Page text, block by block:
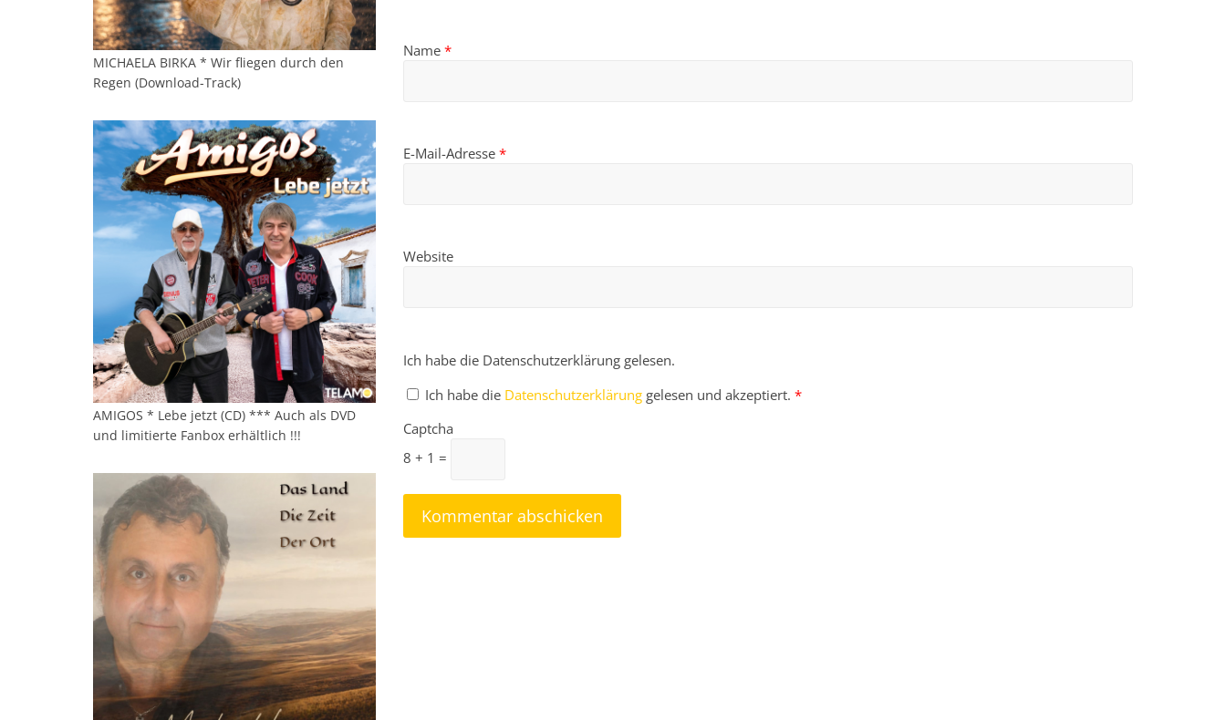
Name *
E-Mail-Adresse *
Website
Ich habe die Datenschutzerklärung gelesen.
Ich habe die Datenschutzerklärung gelesen und akzeptiert. *
Captcha
8 + 1 =
MICHAELA BIRKA * Wir fliegen durch den
Regen (Download-Track)
AMIGOS * Lebe jetzt (CD) *** Auch als DVD
und limitierte Fanbox erhältlich !!!